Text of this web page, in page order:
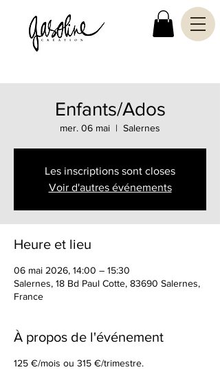
Enfants/Ados
mer. 06 mai
  |
Salernes
Les inscriptions sont closes
Voir d'autres événements
Heure et lieu
06 mai 2026, 14:00 – 15:30
Salernes, 18 Bd Paul Cotte, 83690 Salernes,
France
À propos de l'événement
125 €/mois ou 315 €/trimestre.